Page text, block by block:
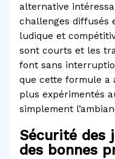
alternative
challenges diffusés
ludique et
sont courts et les
font sans
que cette formule a
plus expérimentés
simplement
Sécurité des
des bonnes